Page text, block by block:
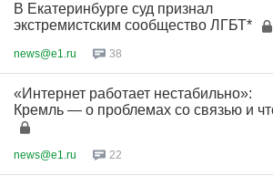
В Екатеринбурге суд признал
экстремистским сообщество ЛГБТ*
news@e1.ru 38
«Интернет работает нестабильно»:
Кремль — о проблемах со связью и
news@e1.ru 22